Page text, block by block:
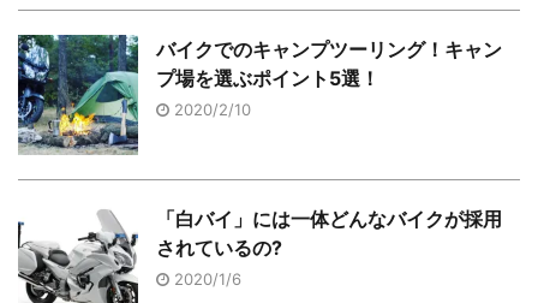
バイクでのキャンプツーリング！キャン
プ場を選ぶポイント5選！
2020/2/10
「白バイ」には一体どんなバイクが採用
されているの?
2020/1/6